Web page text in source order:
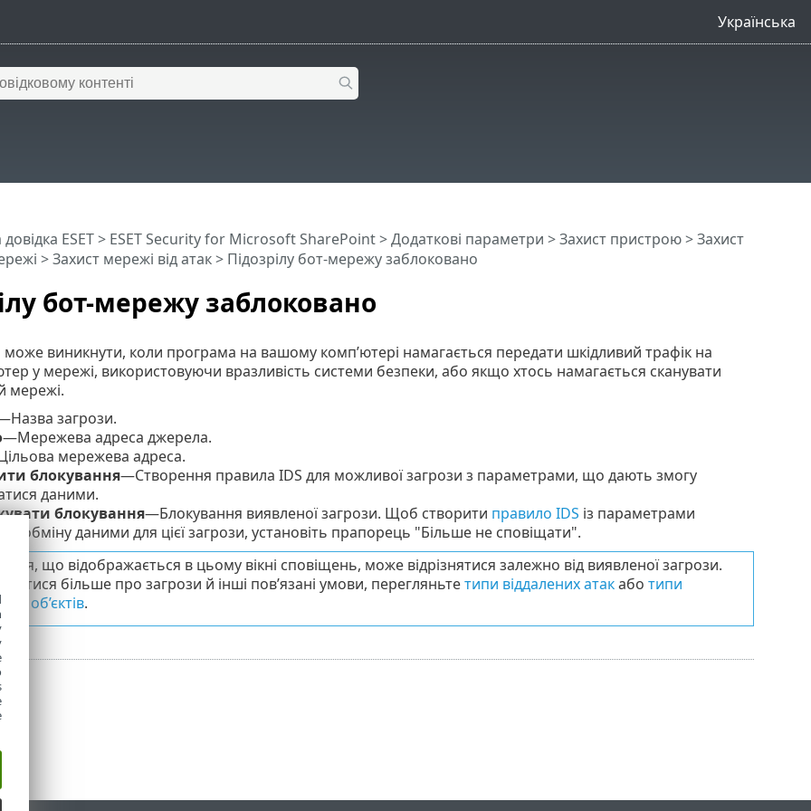
Українська
бот-мережу заблоковано
ESET> ESET Security for Microsoft SharePoint>Додаткові параметри >Захист пристрою>Захист
>Захист мережі від атак> Підозрілу бот-мережу заблоковано
може виникнути, коли програма на вашому комп’ютері намагається передати шкідливий трафік на
у мережі, використовуючи вразливість системи безпеки, або якщо хтось намагається сканувати
мережі.
загрози.
—Мережева адреса джерела.
мережева адреса.
блокування—Створення правила IDS для можливої загрози з параметрами, що дають змогу
даними.
блокування—Блокування виявленої загрози. Щоб створити правило IDS із параметрами
обміну даними для цієї загрози, установіть прапорець "Більше не сповіщати".
що відображається в цьому вікні сповіщень, може відрізнятися залежно від виявленої загрози.
більше про загрози й інші пов’язані умови, перегляньтетипи віддалених атакабо типи
об’єктів.